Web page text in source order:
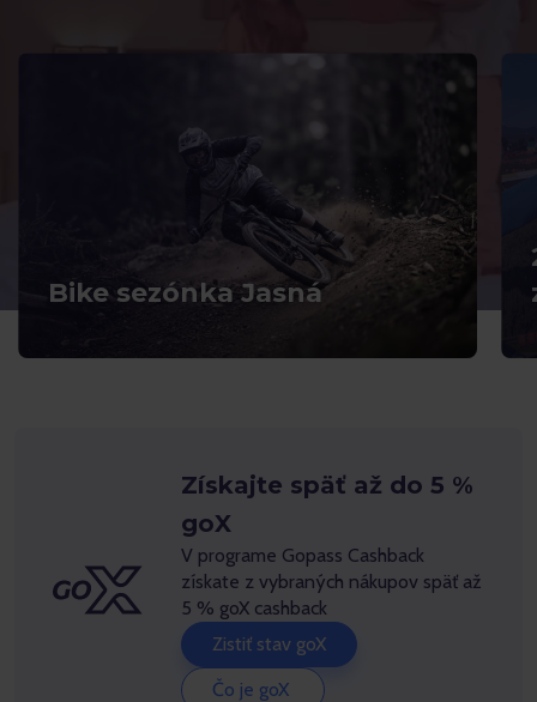
Bike sezónka Jasná
Získajte späť až do 5 %
goX
V programe Gopass Cashback
získate z vybraných nákupov späť až
5 % goX cashback
Zistiť stav goX
Čo je goX